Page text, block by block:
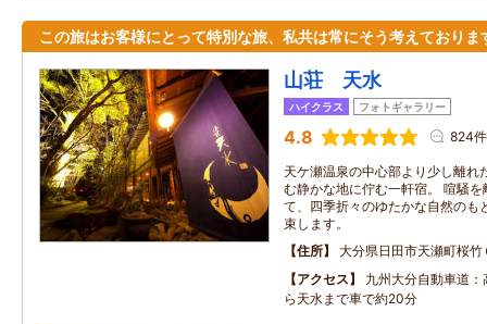
この旅はお客様にとって特別な旅、私共は常にそう考えておりま
山荘 天水
ハイクラス フォトギャラリー
4.8 824件
天ケ瀬温泉の中心部より少し離れ
む静かな地に佇む一軒宿。 喧騒
て、四季折々のゆたかな自然のも
束します。
住所
大分県日田市天瀬町桜竹
アクセス
九州大分自動車道
ら天水まで車で約20分